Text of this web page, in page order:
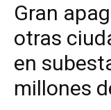
Gran
otras
en
millones